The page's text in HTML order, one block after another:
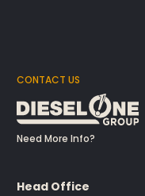
CONTACT US
Need More Info?
Head Office